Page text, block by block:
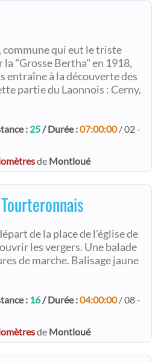
commune qui eut le triste
"Grosse Bertha" en 1918,
entraîne à la découverte des
partie du Laonnois : Cerny,
: 25/ Durée :07:00:00/ 02 -
de Montloué
de la place de l'église de
les vergers. Une balade
de marche. Balisage jaune
: 16/ Durée :04:00:00/ 08 -
de Montloué